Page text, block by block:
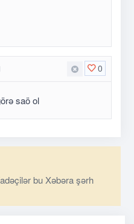
0
saö ol
bu Xəbəra şərh